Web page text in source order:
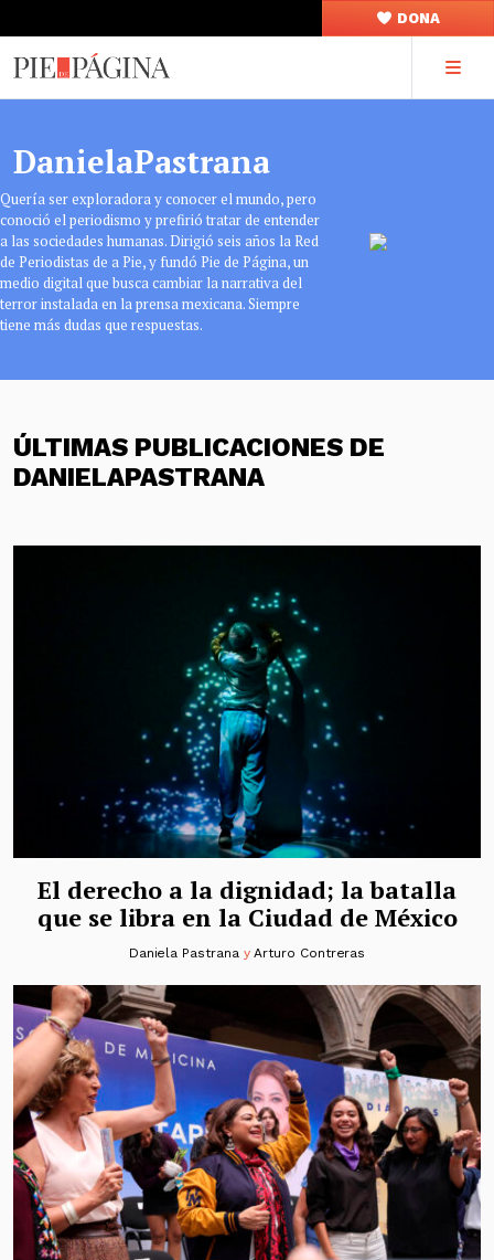
DONA
DanielaPastrana
Quería ser exploradora y conocer el mundo, pero
conoció el periodismo y prefirió tratar de entender
a las sociedades humanas. Dirigió seis años la Red
de Periodistas de a Pie, y fundó Pie de Página, un
medio digital que busca cambiar la narrativa del
terror instalada en la prensa mexicana. Siempre
tiene más dudas que respuestas.
ÚLTIMAS PUBLICACIONES DE
DANIELAPASTRANA
El derecho a la dignidad; la batalla
que se libra en la Ciudad de México
Daniela PastranayArturo Contreras